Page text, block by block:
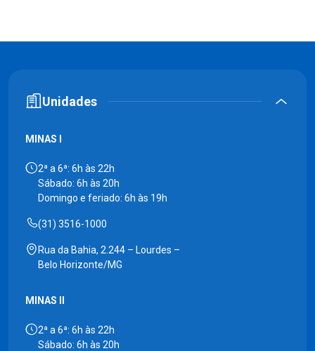
Unidades
MINAS I
2ª a 6ª: 6h às 22h
Sábado: 6h às 20h
Domingo e feriado: 6h às 19h
(31) 3516-1000
Rua da Bahia, 2.244 – Lourdes –
Belo Horizonte/MG
MINAS II
2ª a 6ª: 6h às 22h
Sábado: 6h às 20h